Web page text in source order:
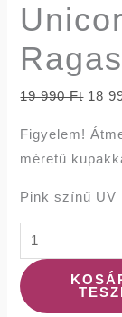
19 990Ft 18
Figyelem!
méretű
Pink színű UV